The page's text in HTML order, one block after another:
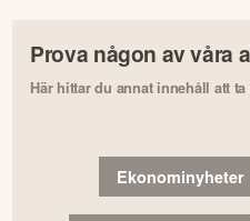
Prova någon av våra
Här hittar du annat innehåll att
Ekonominyheter